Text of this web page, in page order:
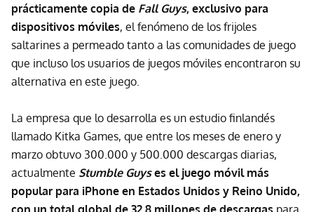
prácticamente copia de Fall Guys, exclusivo para
dispositivos móviles, el fenómeno de los frijoles
saltarines a permeado tanto a las comunidades de juego
que incluso los usuarios de juegos móviles encontraron su
alternativa en este juego.
La empresa que lo desarrolla es un estudio finlandés
llamado Kitka Games, que entre los meses de enero y
marzo obtuvo 300.000 y 500.000 descargas diarias,
actualmente Stumble Guyses el juego móvil más
popular para iPhone en Estados Unidos y Reino Unido,
con un total global de 32.8 millones de descargas para